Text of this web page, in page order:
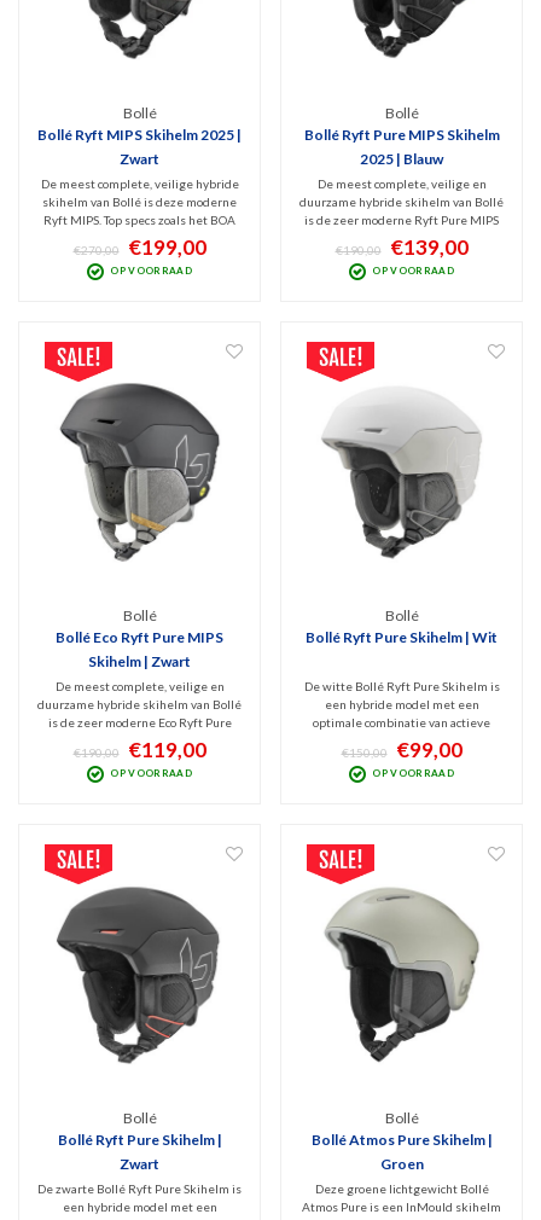
Bollé
Bollé Ryft MIPS Skihelm 2025 |
Zwart
De meest complete, veilige hybride
skihelm van Bollé is deze moderne
Ryft MIPS. Top specs zoals het BOA
Fit System, instelbare actieve
ventilatie en MIPS Protection is
gecombineerd met een top design.
€270,00 €199,00
OP VOORRAAD
Bollé
Bollé Ryft Pure MIPS Skihelm
2025 | Blauw
De meest complete, veilige en
duurzame hybride skihelm van Bollé
is de zeer moderne Ryft Pure MIPS
skihelm 2025. Top specs zoals het
BOA Fit System, instelbare
ventilatie en MIPS Protection is
€190,00 €139,00
OP VOORRAAD
Bollé
Bollé Eco Ryft Pure MIPS
Skihelm | Zwart
De meest complete, veilige en
duurzame hybride skihelm van Bollé
is de zeer moderne Eco Ryft Pure
MIPS skihelm. Top specs zoals het
BOA Fit System, instelbare
ventilatie en MIPS Protection is
€190,00 €119,00
OP VOORRAAD
Bollé
Bollé Ryft Pure Skihelm | Wit
De witte Bollé Ryft Pure Skihelm is
een hybride model met een
optimale combinatie van actieve
ventilatie, stoer design en
veiligheid. Geschikt voor zowel
allround skiërs als snowboarders die
€150,00 €99,00
OP VOORRAAD
Bollé
Bollé Ryft Pure Skihelm |
Zwart
De zwarte Bollé Ryft Pure Skihelm is
een hybride model met een
Bollé
Bollé Atmos Pure Skihelm |
Groen
Deze groene lichtgewicht Bollé
Atmos Pure is een InMould skihelm